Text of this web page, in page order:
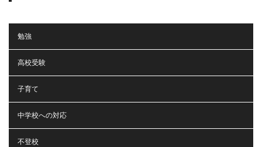
勉強
高校受験
子育て
中学校への対応
不登校